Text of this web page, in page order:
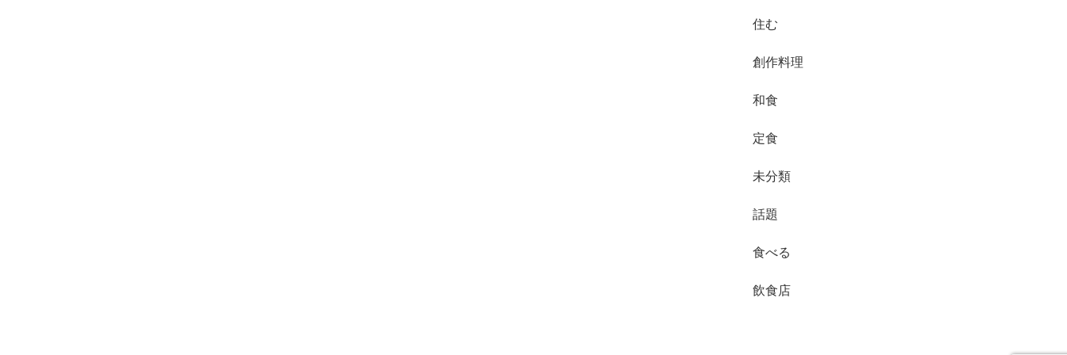
住む
創作料理
和食
定食
未分類
話題
食べる
飲食店